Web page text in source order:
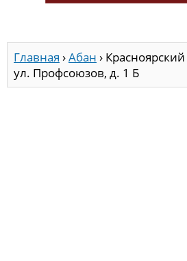
Главная ›Абан ›
ул. Профсоюзов, д. 1 Б